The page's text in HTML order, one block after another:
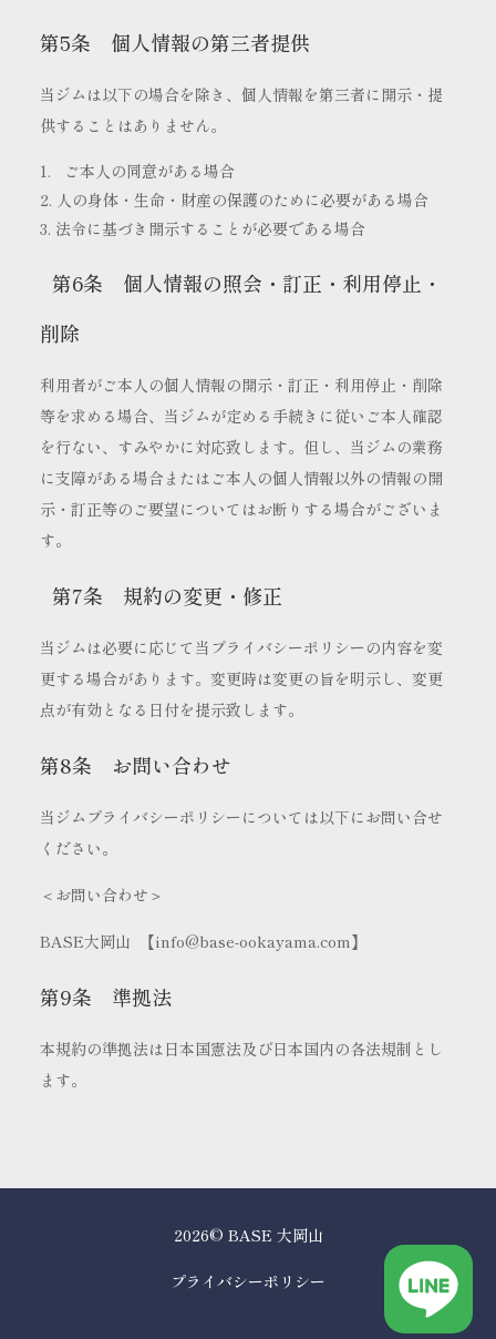
第5条 個人情報の第三者提供
当ジムは以下の場合を除き、個人情報を第三者に開示・提
供することはありません。
ご本人の同意がある場合
人の身体・生命・財産の保護のために必要がある場合
法令に基づき開示することが必要である場合
第6条 個人情報の照会・訂正・利用停止・
削除
利用者がご本人の個人情報の開示・訂正・利用停止・削除
等を求める場合、当ジムが定める手続きに従いご本人確認
を行ない、すみやかに対応致します。但し、当ジムの業務
に支障がある場合またはご本人の個人情報以外の情報の開
示・訂正等のご要望についてはお断りする場合がございま
す。
第7条 規約の変更・修正
当ジムは必要に応じて当プライバシーポリシーの内容を変
更する場合があります。変更時は変更の旨を明示し、変更
点が有効となる日付を提示致します。
第8条 お問い合わせ
当ジムプライバシーポリシーについては以下にお問い合せ
ください。
＜お問い合わせ＞
BASE大岡山 【info@base-ookayama.com】
第9条 準拠法
本規約の準拠法は日本国憲法及び日本国内の各法規制とし
ます。
2026© BASE 大岡山
プライバシーポリシー